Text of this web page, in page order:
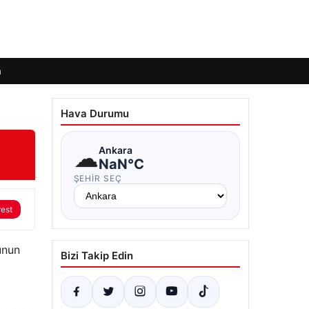
Hava Durumu
☁Ankara
NaN°C
ŞEHIR SEÇ
Bizi Takip Edin